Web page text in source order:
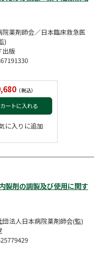
院薬剤師会／日本臨床救急医
)
出版
（税込）
カートに入れる
に入りに追加
製剤の調製及び使用に関す
団法人日本病院薬剤師会(監)